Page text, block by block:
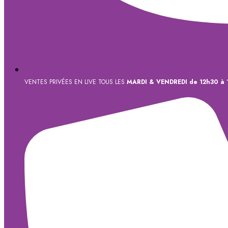
VENTES PRIVÉES EN LIVE TOUS LES MARDI & VENDREDI de 12h30 à